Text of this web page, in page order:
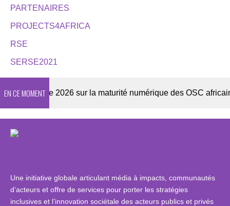
PARTENAIRES
PROJECTS4AFRICA
RSE
SERSE2021
EN CE MOMENT
Enquête 2026 sur la maturité numérique des OSC africaines
Une initiative globale articulant média à impacts, communautés
d’acteurs et offre de services pour porter les stratégies
inclusives et l’innovation sociétale des acteurs publics et privés